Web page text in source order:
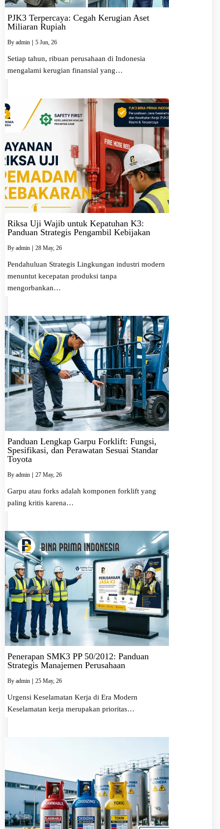
PJK3 Terpercaya: Cegah Kerugian Aset
Miliaran Rupiah
By admin | 5 Jun, 26
Setiap tahun, ribuan perusahaan di Indonesia
mengalami kerugian finansial yang…
Riksa Uji Wajib untuk Kepatuhan K3:
Panduan Strategis Pengambil Kebijakan
By admin 28 May, 26
Pendahuluan Strategis Lingkungan industri modern
menuntut kecepatan produksi tanpa
mengorbankan…
Panduan Lengkap Garpu Forklift: Fungsi,
Spesifikasi, dan Perawatan Sesuai Standar
Toyota
By admin 27 May, 26
Garpu atau forks adalah komponen forklift yang
paling kritis karena…
Penerapan SMK3 PP 50/2012: Panduan
Strategis Manajemen Perusahaan
By admin | 25 May, 26
Urgensi Keselamatan Kerja di Era Modern
Keselamatan kerja merupakan prioritas…